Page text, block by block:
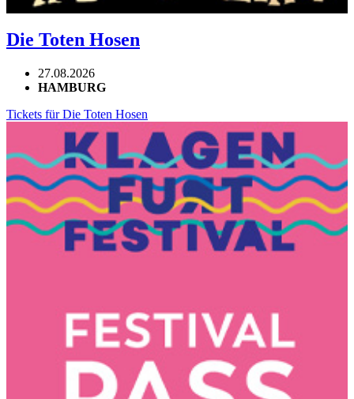
Die Toten Hosen
27.08.2026
HAMBURG
Tickets für Die Toten Hosen